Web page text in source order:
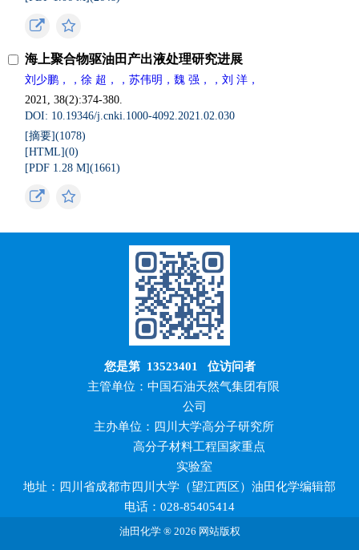
海上聚合物驱油田产出液处理研究进展
刘少鹏，，徐 超，，苏伟明，魏 强，，刘 洋，
2021, 38(2):374-380.
DOI: 10.19346/j.cnki.1000-4092.2021.02.030
[摘要](1078)
[HTML](0)
[PDF 1.28 M](1661)
您是第 13523401 位访问者
主管单位：中国石油天然气集团有限
公司
主办单位：四川大学高分子研究所
高分子材料工程国家重点
实验室
地址：四川省成都市四川大学（望江西区）油田化学编辑部
电话：028-85405414
油田化学 ® 2026 网站版权